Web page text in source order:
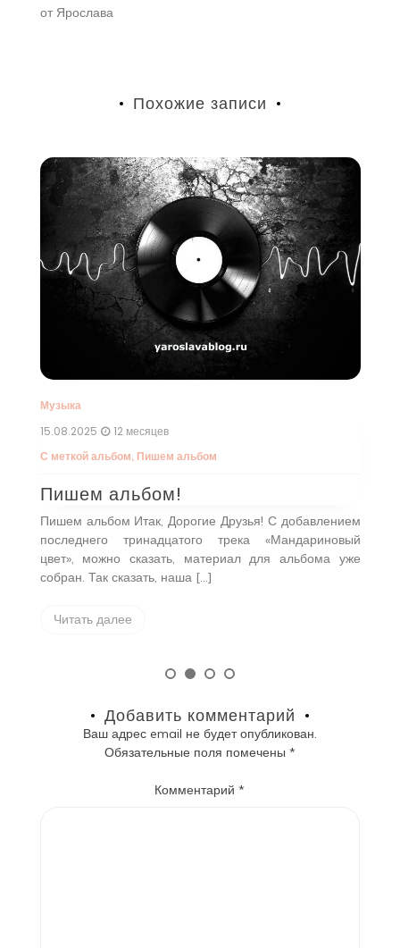
от Ярослава
Похожие записи
С добавлением
«Мандариновый
альбома уже
30.07.2025
Море волнуется
Море волнуется Море бескрайнее всё в
О судьбах всех нас на Земле. Море
переживает, Потому и бушует во […]
Добавить комментарий
Ваш адрес email не будет опубликован.
Обязательные поля помечены *
Комментарий*